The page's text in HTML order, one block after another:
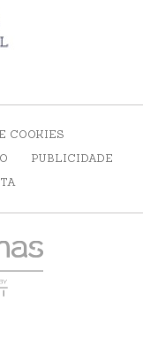
COOKIES
PUBLICIDADE